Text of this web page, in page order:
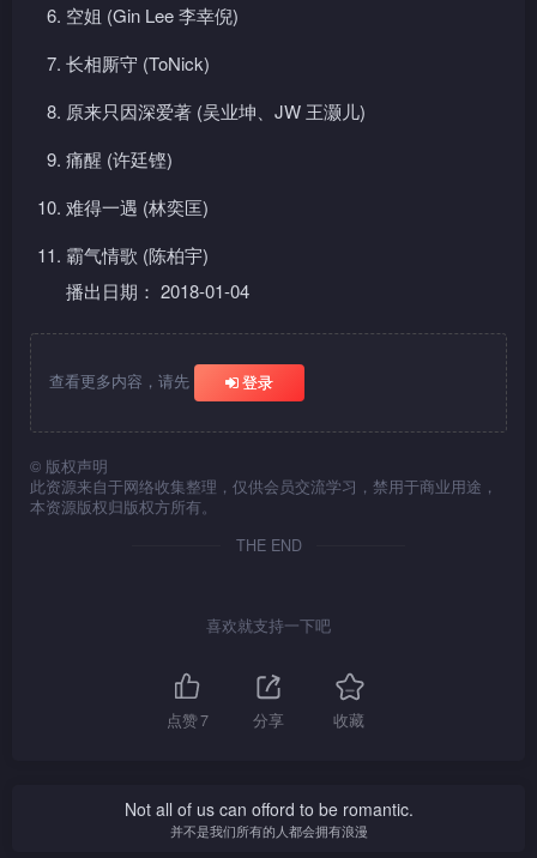
空姐 (Gin Lee 李幸倪)
长相厮守 (ToNick)
原来只因深爱著 (吴业坤、JW 王灏儿)
痛醒 (许廷铿)
难得一遇 (林奕匡)
霸气情歌 (陈柏宇)
播出日期： 2018-01-04
查看更多内容，请先 登录
© 版权声明
此资源来自于网络收集整理，仅供会员交流学习，禁用于商业用途，
本资源版权归版权方所有。
THE END
喜欢就支持一下吧
点赞7 分享 收藏
Not all of us can offord to be romantic.
并不是我们所有的人都会拥有浪漫